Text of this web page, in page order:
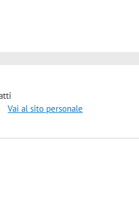
Vai al sito personale